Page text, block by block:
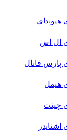
هیوندای
ال اس
پارس فانال
هیمل
چینت
اشنایدر